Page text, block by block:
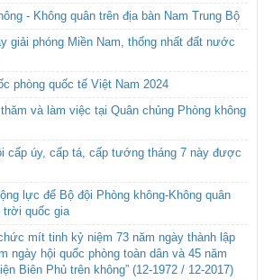
- Không quân trên địa bàn Nam Trung Bộ
giải phóng Miền Nam, thống nhất đất nước
phòng quốc tế Việt Nam 2024
và làm việc tại Quân chủng Phòng không
cấp úy, cấp tá, cấp tướng tháng 7 này được
lực để Bộ đội Phòng không-Không quân
trời quốc gia
mít tinh kỷ niệm 73 năm ngày thành lập
ngày hội quốc phòng toàn dân và 45 năm
Biên Phủ trên không” (12-1972 / 12-2017)